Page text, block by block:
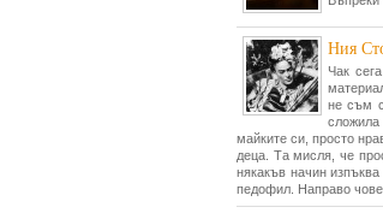
Ния
Чак
не съм
сложила
майките си, просто
деца. Та мисля, че
някакъв начин
педофил. Направо